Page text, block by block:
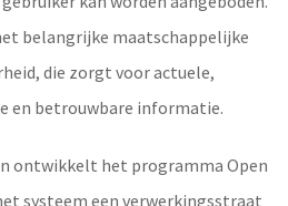
belangrijke maatschappelijke
die zorgt voor actuele,
en betrouwbare informatie.
ontwikkelt het programma Open
systeem een verwerkingsstraat